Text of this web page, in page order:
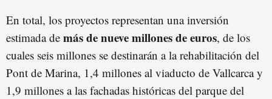
En total, los proyectos representan una inversión
estimada de más de nueve millones de euros, de los
cuales seis millones se destinarán a la rehabilitación del
Pont de Marina, 1,4 millones al viaducto de Vallcarca y
1,9 millones a las fachadas históricas del parque del